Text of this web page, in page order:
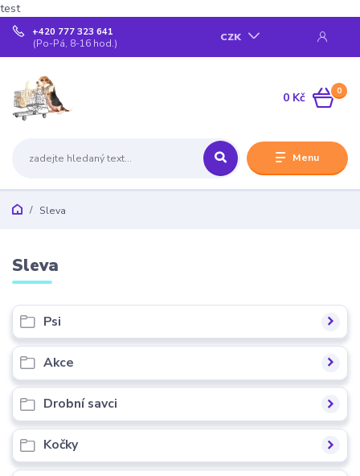
test
Menu
CZK
+420 777 323 641
(Po-Pá, 8-16 hod.)
0
0 Kč
Sleva
Sleva
Psi
Akce
Drobní savci
Kočky